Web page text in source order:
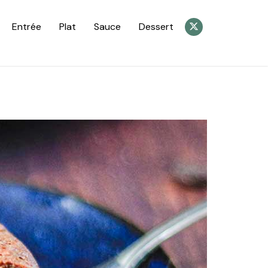
Entrée Plat Sauce Dessert